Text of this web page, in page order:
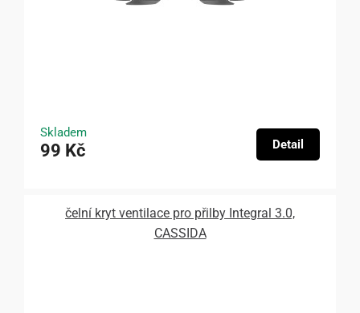
Skladem
99 Kč Detail
čelní kryt ventilace pro přilby Integral 3.0,
CASSIDA